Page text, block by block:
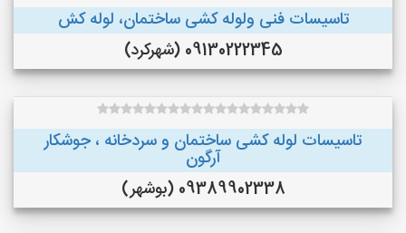
تاسیسات فنی ولوله کشی ساختمان، لوله کش
09130222345 (شهرکرد)
تاسیسات لوله کشی ساختمان و سردخانه ، جوشکار
آرگون
09389902338 (بوشهر)